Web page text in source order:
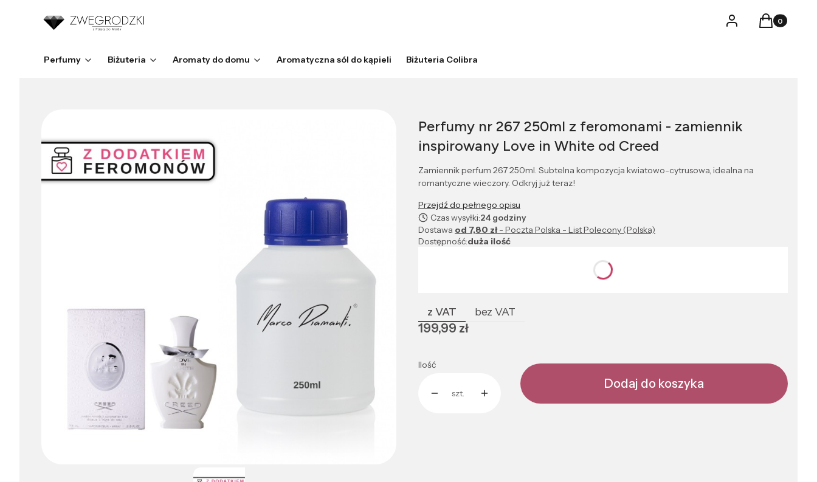
LogowanieProdukty w
Koszyk
Perfumy Biżuteria Aromaty do domu Aromatyczna sól do kąpieli Biżuteria Colibra
Perfumy nr 267 250ml z feromonami - zamiennik
inspirowany Love in White od Creed
Zamiennik perfum 267 250ml. Subtelna kompozycja kwiatowo-cytrusowa, idealna na
romantyczne wieczory. Odkryj już teraz!
Przejdź do pełnego opisu
Czas wysyłki:24 godziny
Dostawa od 7,80 zł- Poczta Polska - List Polecony (Polska)
Dostępność:duża ilość
z VAT bez VAT
Cena
199,99 zł
Ilość
szt.
Dodaj do koszyka